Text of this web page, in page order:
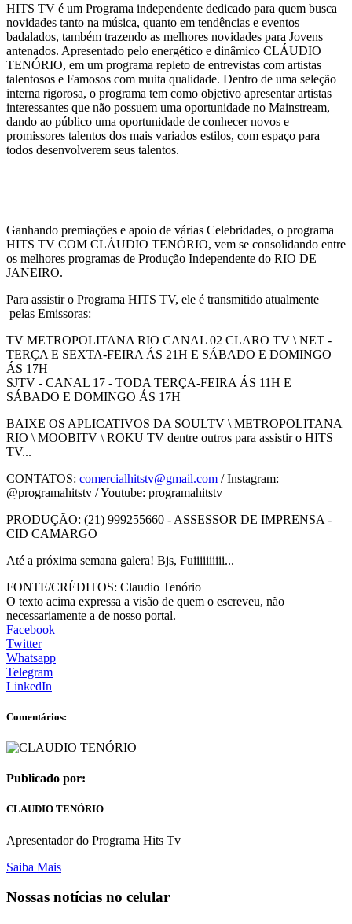
HITS TV é um Programa independente dedicado para quem busca
novidades tanto na música, quanto em tendências e eventos
badalados, também trazendo as melhores novidades para Jovens
antenados. Apresentado pelo energético e dinâmico CLÁUDIO
TENÓRIO, em um programa repleto de entrevistas com artistas
talentosos e Famosos com muita qualidade. Dentro de uma seleção
interna rigorosa, o programa tem como objetivo apresentar artistas
interessantes que não possuem uma oportunidade no Mainstream,
dando ao público uma oportunidade de conhecer novos e
promissores talentos dos mais variados estilos, com espaço para
todos desenvolverem seus talentos.
Ganhando premiações e apoio de várias Celebridades, o programa
HITS TV COM CLÁUDIO TENÓRIO, vem se consolidando entre
os melhores programas de Produção Independente do RIO DE
JANEIRO.
Para assistir o Programa HITS TV, ele é transmitido atualmente
pelas Emissoras:
TV METROPOLITANA RIO CANAL 02 CLARO TV \ NET -
TERÇA E SEXTA-FEIRA ÁS 21H E SÁBADO E DOMINGO
ÁS 17H
SJTV - CANAL 17 - TODA TERÇA-FEIRA ÁS 11H E
SÁBADO E DOMINGO ÁS 17H
BAIXE OS APLICATIVOS DA SOULTV \ METROPOLITANA
RIO \ MOOBITV \ ROKU TV dentre outros para assistir o HITS
TV...
CONTATOS: comercialhitstv@gmail.com / Instagram:
@programahitstv / Youtube: programahitstv
PRODUÇÃO: (21) 999255660 - ASSESSOR DE IMPRENSA -
CID CAMARGO
Até a próxima semana galera! Bjs, Fuiiiiiiiiii...
FONTE/CRÉDITOS: Claudio Tenório
O texto acima expressa a visão de quem o escreveu, não
necessariamente a de nosso portal.
Facebook
Twitter
Whatsapp
Telegram
LinkedIn
Comentários:
Publicado por:
CLAUDIO TENÓRIO
Apresentador do Programa Hits Tv
Saiba Mais
Nossas notícias no celular